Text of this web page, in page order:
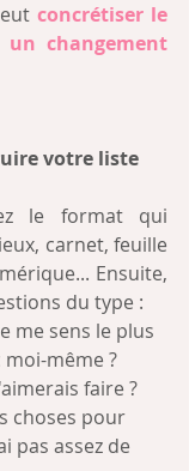
concrétiser le
changement
votre liste
le format qui
carnet, feuille
Ensuite,
du type :
me sens le plus
moi-même ?
faire ?
choses pour
pas assez de